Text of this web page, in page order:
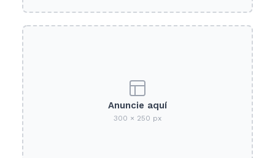
Anuncie aquí
300 × 250 px